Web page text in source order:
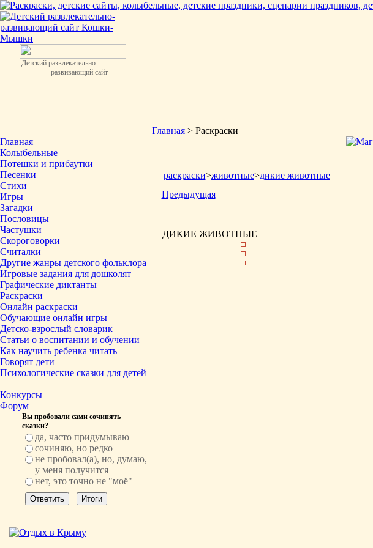
Детский развлекательно -
развивающий сайт
Главная
Колыбельные
Потешки и прибаутки
Песенки
Стихи
Игры
Загадки
Пословицы
Частушки
Скороговорки
Считалки
Другие жанры детского фольклора
Игровые задания для дошколят
Графические диктанты
Раскраски
Онлайн раскраски
Обучающие онлайн игры
Детско-взрослый словарик
Статьи о воспитании и обучении
Как научить ребенка читать
Говорят дети
Психологические сказки для детей
Конкурсы
Форум
Вы пробовали сами сочинять
сказки?
да, часто придумываю
сочиняю, но редко
не пробовал(а), но, думаю,
у меня получится
нет, это точно не "моё"
Главная > Раскраски
раскраски>животные>дикие животные
Предыдущая
ДИКИЕ ЖИВОТНЫЕ